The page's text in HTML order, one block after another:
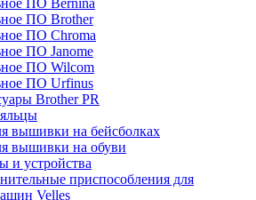
ПО Bernina
ПО Brother
ПО Chroma
ПО Janome
ПО Wilcom
ПО Urfinus
Brother PR
вышивки на бейсболках
вышивки на обуви
и устройства
приспособления для
Velles